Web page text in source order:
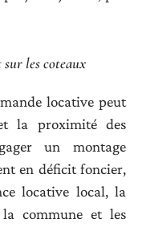
les coteaux
locative peut
la proximité des
un montage
en déficit foncier,
locative local, la
commune et les